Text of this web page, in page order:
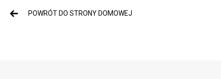
POWRÓT DO STRONY DOMOWEJ